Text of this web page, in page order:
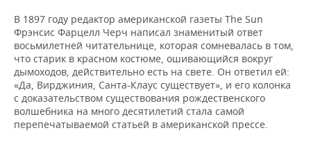
В 1897 году редактор американской газеты The Sun
Фрэнсис Фарцелл Черч написал знаменитый ответ
восьмилетней читательнице, которая сомневалась в том,
что старик в красном костюме, ошивающийся вокруг
дымоходов, действительно есть на свете. Он ответил ей:
«Да, Вирджиния, Санта-Клаус существует», и его колонка
с доказательством существования рождественского
волшебника на много десятилетий стала самой
перепечатываемой статьей в американской прессе.